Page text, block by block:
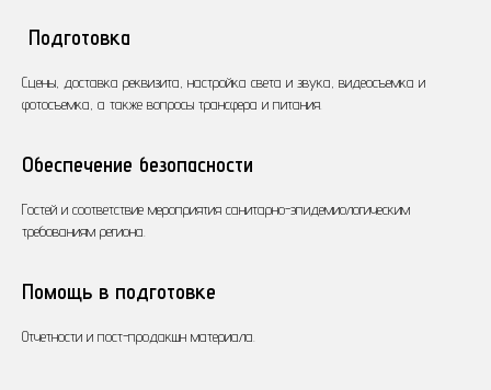
Подготовка
Сцены, доставка реквизита, настройка света и звука, видеосъемка и
фотосъемка, а также вопросы трансфера и питания.
Обеспечение безопасности
Гостей и соответствие мероприятия санитарно-эпидемиологическим
требованиям региона.
Помощь в подготовке
Отчетности и пост-продакшн материала.